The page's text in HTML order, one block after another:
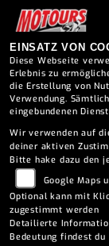
für
EINSATZ VON
Diese Webseite
Erlebnis zu
die Erstellung von
Verwendung.
eingebundenen
Wir verwenden auf
deiner aktiven
Bitte hake dazu den
Google Maps
Optional kann mit
zugestimmt werden
Detailierte
Bedeutung findest